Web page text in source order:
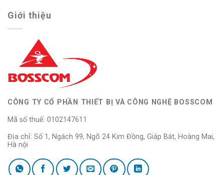
Giới thiệu
CÔNG TY CỔ PHẦN THIẾT BỊ VÀ CÔNG NGHỆ BOSSCOM
Mã số thuế: 0102147611
Địa chỉ: Số 1, Ngách 99, Ngõ 24 Kim Đồng, Giáp Bát, Hoàng Mai,
Hà nội